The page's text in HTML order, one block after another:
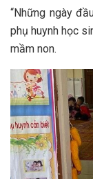
“Những ngày
phụ huynh học
mầm non.